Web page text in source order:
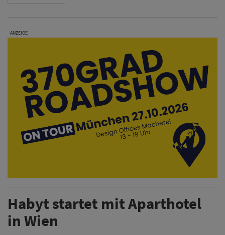
ANZEIGE
Habyt startet mit Aparthotel
in Wien